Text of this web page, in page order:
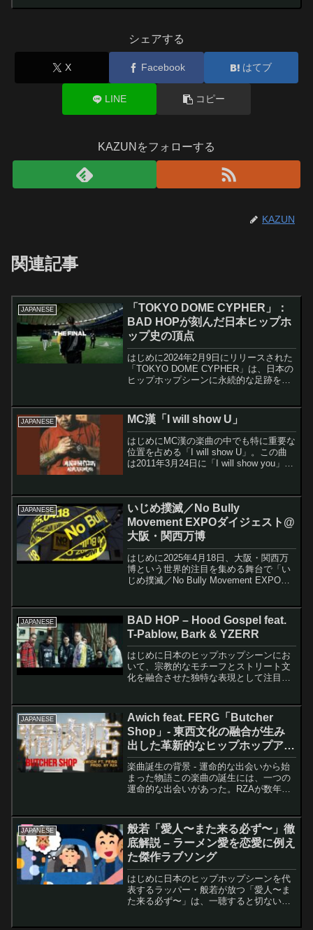
シェアする
X Facebook はてブ
LINE コピー
KAZUNをフォローする
KAZUN
関連記事
JAPANESE
「TOKYO DOME CYPHER」：
BAD HOPが刻んだ日本ヒップホ
ップ史の頂点
はじめに2024年2月9日にリリースされた
「TOKYO DOME CYPHER」は、日本の
ヒップホップシーンに永続的な足跡を残
ームで開催された史上初となる日本の
ヒ...
JAPANESE MC漢「I will show U」
はじめにMC漢の楽曲の中でも特に重要な
位置を占める「I will show U」。この曲
は2011年3月24日に「I will show you」と
ルバム「M...
JAPANESE
いじめ撲滅／No Bully
Movement EXPOダイジェスト@
大阪・関西万博
はじめに2025年4月18日、大阪・関西万
博という世界的注目を集める舞台で「い
じめ撲滅／No Bully Movement EXPO」
Movement」の軌跡と、...
JAPANESE
BAD HOP – Hood Gospel feat.
T-Pablow, Bark & YZERR
はじめに日本のヒップホップシーンにお
いて、宗教的なモチーフとストリート文
化を融合させた独特な表現として注目さ
力派アーティストをフィーチャ...
JAPANESE
Awich feat. FERG「Butcher
Shop」- 東西文化の融合が生み
出した革新的なヒップホップアン
セム
楽曲誕生の背景 - 運命的な出会いから始
まった物語この楽曲の誕生には、一つの
運命的な出会いがあった。RZAが数年前
感じた二人はすぐに意気投合したのだ。
その後、Awi...
JAPANESE
般若「愛人〜また来る必ず〜」徹
底解説 – ラーメン愛を恋愛に例え
た傑作ラブソング
はじめに日本のヒップホップシーンを代
表するラッパー・般若が放つ「愛人〜ま
た来る必ず〜」は、一聴すると切ない恋